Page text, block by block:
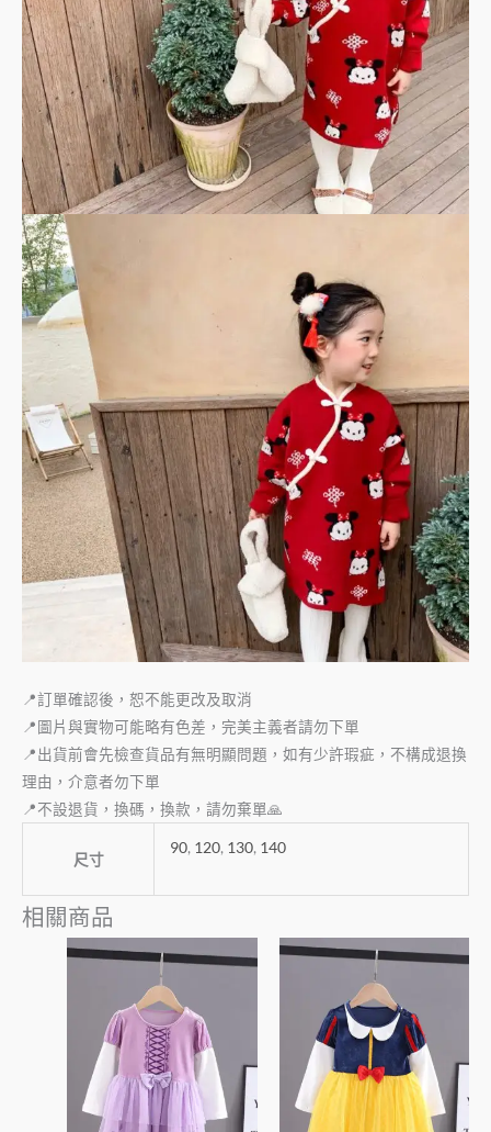
📍訂單確認後，恕不能更改及取消
📍圖片與實物可能略有色差，完美主義者請勿下單
📍出貨前會先檢查貨品有無明顯問題，如有少許瑕疵，不構成退換
理由，介意者勿下單
📍不設退貨，換碼，換款，請勿棄單🙏
尺寸
90, 120, 130, 140
相關商品
此
種
款
此
多
種
款